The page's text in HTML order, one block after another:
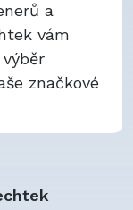
a
vám
značkové